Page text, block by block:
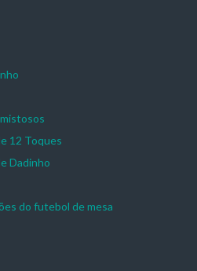
12 Toques
Dadinho
do futebol de mesa